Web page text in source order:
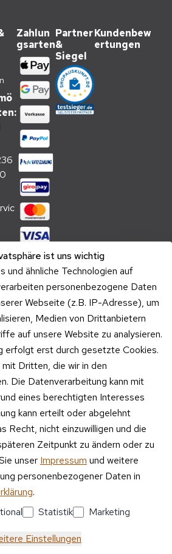
ist uns wichtig
und ähnliche Technologien auf
personenbezogene Daten
Webseite (z.B. IP-Adresse), um
Medien von Drittanbietern
auf unsere Website zu analysieren.
erfolgt erst durch gesetzte Cookies.
Dritten, die wir in den
Die Datenverarbeitung kann mit
eines berechtigten Interesses
kann erteilt oder abgelehnt
Recht, nicht einzuwilligen und die
Zeitpunkt zu ändern oder zu
unser Impressum und weitere
personenbezogener Daten in
.
Statistik Marketing
Einstellungen
Zahlun
gsarten
Versa
ndpa
rtner
Partner
&
Siegel
Kundenbew
ertungen